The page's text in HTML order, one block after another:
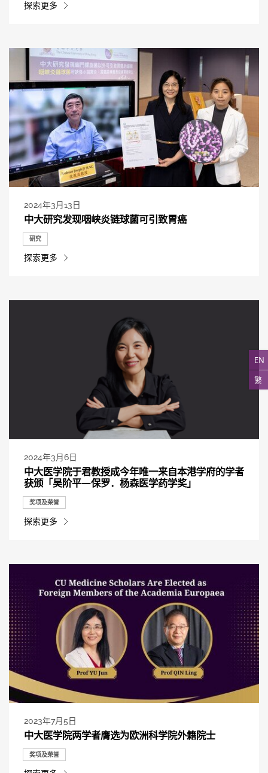
EN
繁
探索更多
2024年3月13日
中大研究发现咽峡炎链球菌可引致胃癌
研究
探索更多
2024年3月6日
中大医学院于君教授成今年唯一来自本港学府的学者
获颁「吴阶平—保罗．杨森医学药学奖」
奖项及荣誉
探索更多
2023年7月5日
中大医学院两学者膺选为欧洲科学院外籍院士
奖项及荣誉